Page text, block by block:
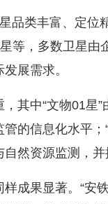
类丰富、定位精
星等，多数卫星
展需求。
中“文物01星”
的信息化水平
然资源监测，
果显著。“安